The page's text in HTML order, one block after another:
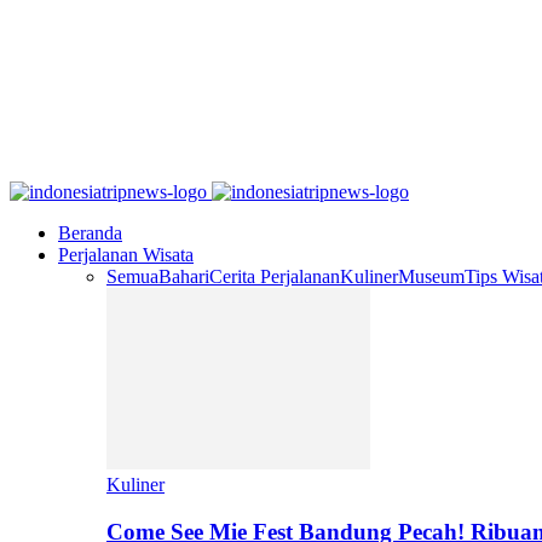
Beranda
Perjalanan Wisata
SemuaBahariCerita PerjalananKulinerMuseumTips
Kuliner
Come See Mie Fest Bandung Pecah!